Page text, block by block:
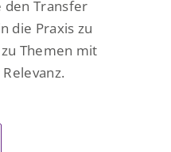
den Transfer
die Praxis zu
Themen mit